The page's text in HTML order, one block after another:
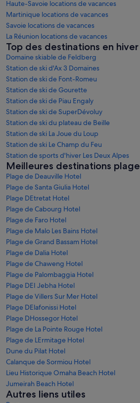
Haute-Savoie locations de vacances
Martinique locations de vacances
Savoie locations de vacances
La Réunion locations de vacances
Top des destinations en hiver
Domaine skiable de Feldberg
Station de ski d'Ax 3 Domaines
Station de ski de Font-Romeu
Station de ski de Gourette
Station de ski de Piau Engaly
Station de ski de SuperDévoluy
Station de ski du plateau de Beille
Station de ski La Joue du Loup
Station de ski Le Champ du Feu
Station de sports d'hiver Les Deux Alpes
Meilleures destinations plage
Plage de Deauville Hotel
Plage de Santa Giulia Hotel
Plage DEtretat Hotel
Plage de Cabourg Hotel
Plage de Faro Hotel
Plage de Malo Les Bains Hotel
Plage de Grand Bassam Hotel
Plage de Dalia Hotel
Plage de Chaweng Hotel
Plage de Palombaggia Hotel
Plage DEI Jebha Hotel
Plage de Villers Sur Mer Hotel
Plage DElafonissi Hotel
Plage DHossegor Hotel
Plage de La Pointe Rouge Hotel
Plage de LErmitage Hotel
Dune du Pilat Hotel
Calanque de Sormiou Hotel
Lieu Historique Omaha Beach Hotel
Jumeirah Beach Hotel
Autres liens utiles